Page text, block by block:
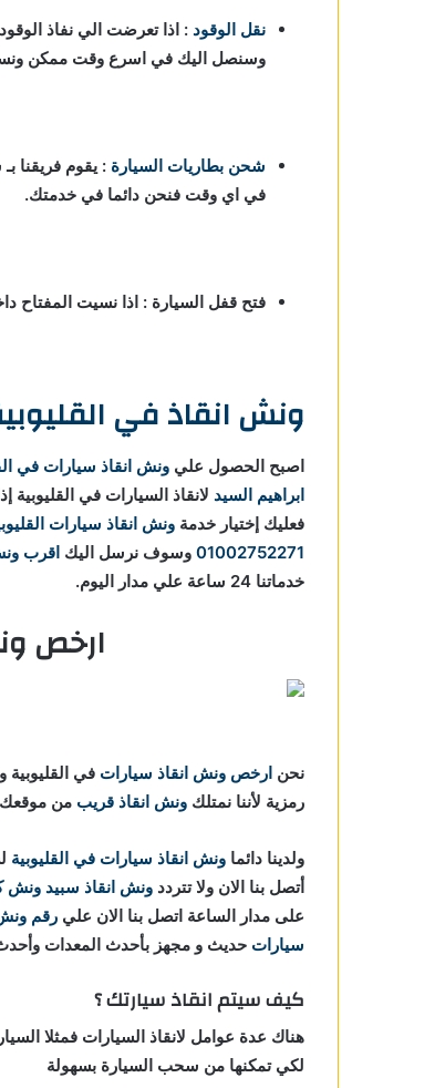
نقل الوقود : اذا تعرضت الي نفاذ
وسنصل اليك في اسرع وقت ممكن
شحن بطاريات السيارة : يقوم فريقنا
في اي وقت فنحن دائما في خدمتك.
فتح قفل السيارة : اذا نسيت المفتاح
ونش انقاذ في
اصبح الحصول علي ونش انقاذ سيارات في
ابراهيم السيد لانقاذ السيارات في
فعليك إختيار خدمة ونش انقاذ سيارات
01002752271 وسوف نرسل اليك اقرب
خدماتنا 24 ساعة علي مدار اليوم.
ارخص
نحن ارخص ونش انقاذ سيارات في القليوبية
رمزية لأننا نمتلك ونش انقاذ قريب من موقعك
ولدينا دائما ونش انقاذ سيارات في القليوبية
أتصل بنا الان ولا تتردد ونش انقاذ سبيد ونش
على مدار الساعة اتصل بنا الان علي رقم
سيارات حديث و مجهز بأحدث المعدات وأحدث
كيف سيتم انقاذ سيارتك ؟
هناك عدة عوامل لانقاذ السيارات فمثلا
لكي تمكنها من سحب السيارة بسهولة